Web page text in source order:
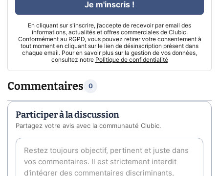
En cliquant sur s'inscrire, j’accepte de recevoir par email des
informations, actualités et offres commerciales de Clubic.
Conformément au RGPD, vous pouvez retirer votre consentement à
tout moment en cliquant sur le lien de désinscription présent dans
chaque email. Pour en savoir plus sur la gestion de vos données,
consultez notre Politique de confidentialité
Je m'inscris !
Commentaires 0
Participer à la discussion
Partagez votre avis avec la communauté Clubic.